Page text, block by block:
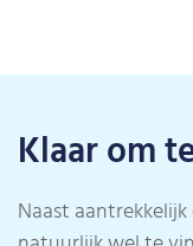
Klaar om
Naast